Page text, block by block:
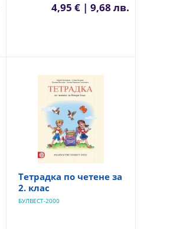
4,95 € | 9,68 лв.
Тетрадка по четене за
2. клас
БУЛВЕСТ-2000